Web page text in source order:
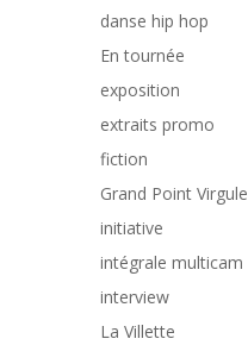
danse hip hop
En tournée
exposition
extraits promo
fiction
Grand Point Virgule
initiative
intégrale multicam
interview
La Villette